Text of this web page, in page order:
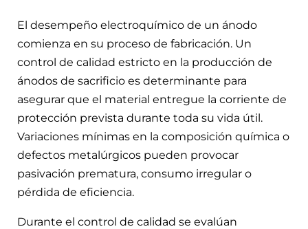
El desempeño electroquímico de un ánodo
comienza en su proceso de fabricación. Un
control de calidad estricto en la producción de
ánodos de sacrificio es determinante para
asegurar que el material entregue la corriente de
protección prevista durante toda su vida útil.
Variaciones mínimas en la composición química o
defectos metalúrgicos pueden provocar
pasivación prematura, consumo irregular o
pérdida de eficiencia.
Durante el control de calidad se evalúan